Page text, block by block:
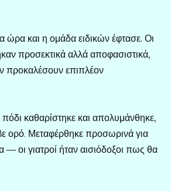
ώρα και η ομάδα ειδικών έφτασε. Οι
προσεκτικά αλλά αποφασιστικά,
προκαλέσουν επιπλέον
πόδι καθαρίστηκε και απολυμάνθηκε,
ορό. Μεταφέρθηκε προσωρινά για
— οι γιατροί ήταν αισιόδοξοι πως θα